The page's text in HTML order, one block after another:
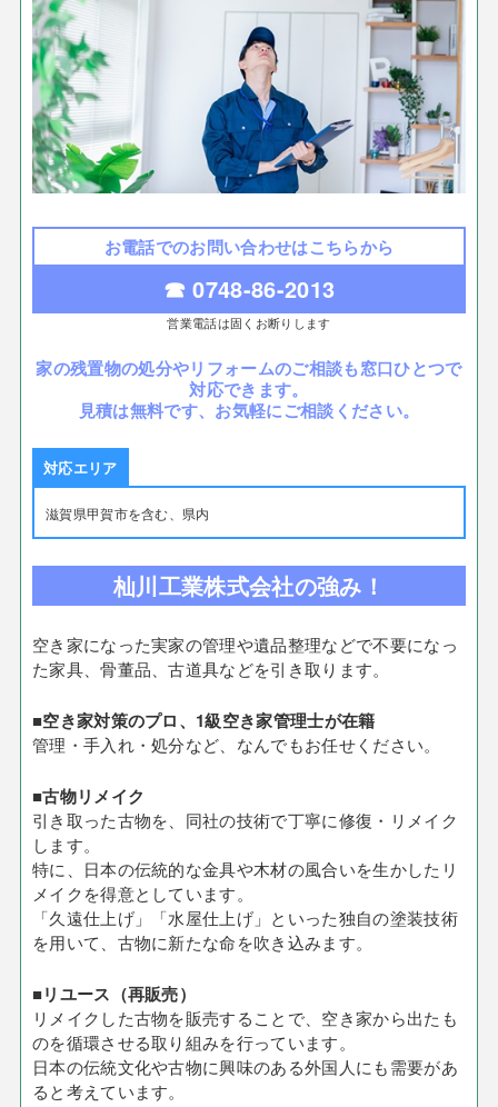
お電話でのお問い合わせはこちらから
☎ 0748-86-2013
営業電話は固くお断りします
家の残置物の処分やリフォームのご相談も窓口ひとつで
対応できます。
見積は無料です、お気軽にご相談ください。
対応エリア
滋賀県甲賀市を含む、県内
杣川工業株式会社の強み！
空き家になった実家の管理や遺品整理などで不要になっ
た家具、骨董品、古道具などを引き取ります。
■空き家対策のプロ、1級空き家管理士が在籍
管理・手入れ・処分など、なんでもお任せください。
■古物リメイク
引き取った古物を、同社の技術で丁寧に修復・リメイク
します。
特に、日本の伝統的な金具や木材の風合いを生かしたリ
メイクを得意としています。
「久遠仕上げ」「水屋仕上げ」といった独自の塗装技術
を用いて、古物に新たな命を吹き込みます。
■リユース（再販売）
リメイクした古物を販売することで、空き家から出たも
のを循環させる取り組みを行っています。
日本の伝統文化や古物に興味のある外国人にも需要があ
ると考えています。